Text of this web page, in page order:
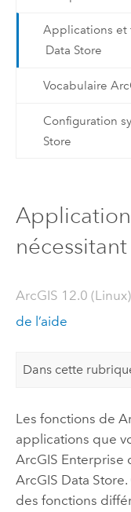
Applications et
Data Store
Vocabulaire
Configuration
Store
ArcGIS 12.0 (Linux)
de l’aide
Dans cette
Les fonctions de
applications que
ArcGIS Enterprise
ArcGIS Data Store
des fonctions